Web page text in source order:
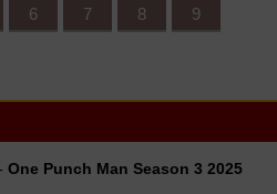
6 7 8 9
One Punch Man Season 3 2025